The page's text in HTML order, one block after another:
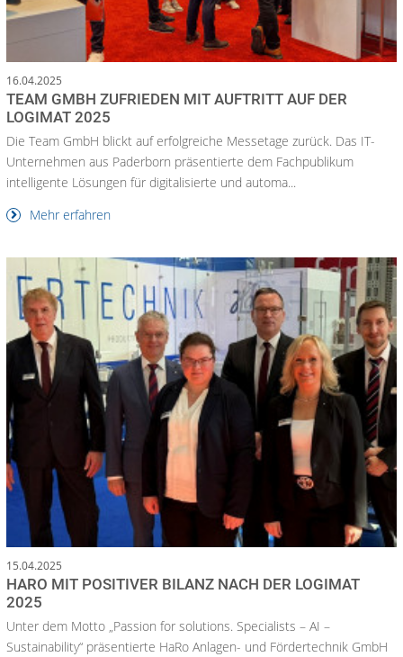
16.04.2025
TEAM GMBH ZUFRIEDEN MIT AUFTRITT AUF DER
LOGIMAT 2025
Die Team GmbH blickt auf erfolgreiche Messetage zurück. Das IT-
Unternehmen aus Paderborn präsentierte dem Fachpublikum
intelligente Lösungen für digitalisierte und automa...
Mehr erfahren
15.04.2025
HARO MIT POSITIVER BILANZ NACH DER LOGIMAT
2025
Unter dem Motto „Passion for solutions. Specialists – AI –
Sustainability“ präsentierte HaRo Anlagen- und Fördertechnik GmbH